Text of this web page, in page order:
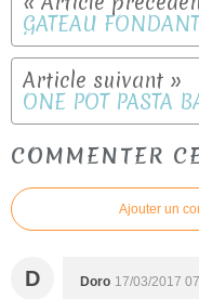
ONE POT PASTA
COMMENTER
Ajouter un
D Doro 17/03/2017